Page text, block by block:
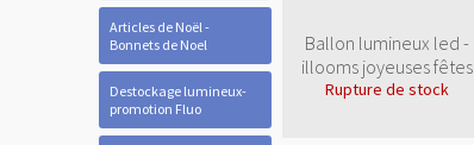
Articles de Noël -
Bonnets de Noel
Destockage lumineux-
promotion Fluo
Ballon lumineux led -
illooms joyeuses fêtes
Rupture de stock